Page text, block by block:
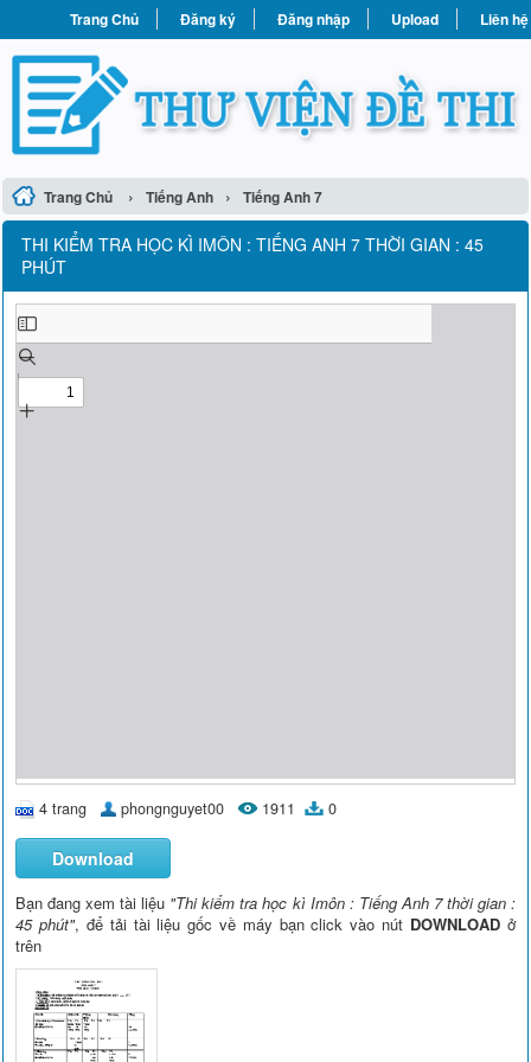
Trang Chủ Đăng ký Đăng nhập Upload Liên hệ
Trang Chủ › Tiếng Anh › Tiếng Anh 7
THI KIỂM TRA HỌC KÌ IMÔN : TIẾNG ANH 7 THỜI GIAN : 45
PHÚT
4 trang phongnguyet00 1911 0
Download
Bạn đang xem tài liệu "Thi kiểm tra học kì Imôn : Tiếng Anh 7 thời gian :
45 phút", để tải tài liệu gốc về máy bạn click vào nút DOWNLOADở
trên